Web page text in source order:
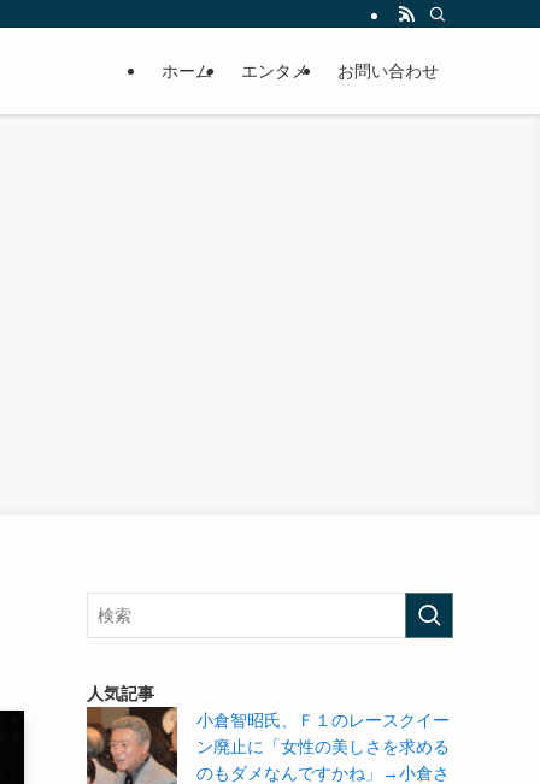
ホーム エンタメ お問い合わせ
人気記事
小倉智昭氏、Ｆ１のレースクイー
ン廃止に「女性の美しさを求める
のもダメなんですかね」→小倉さ